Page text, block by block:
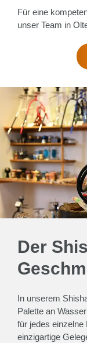
Für eine
unser Team in
Der
In unserem
Palette an
für jedes einzelne
einzigartige